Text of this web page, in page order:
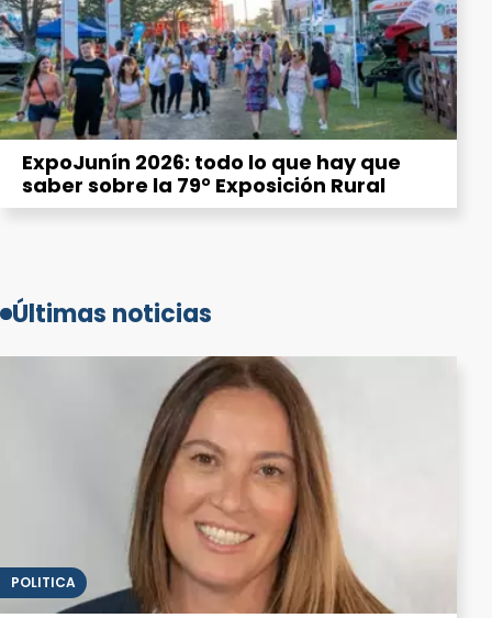
ExpoJunín 2026: todo lo que hay que
saber sobre la 79° Exposición Rural
Últimas noticias
POLITICA